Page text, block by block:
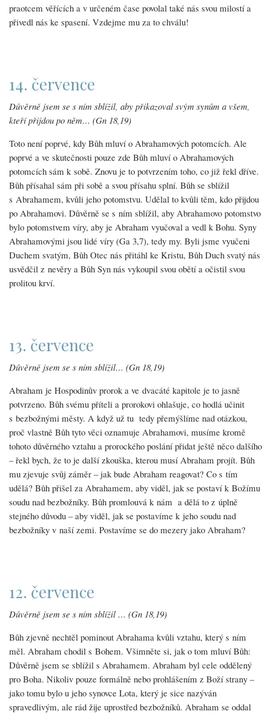
praotcem věřících a v určeném čase povolal také nás svou milostí a
přivedl nás ke spasení. Vzdejme mu za to chválu!
14. července
Důvěrně jsem se s ním sblížil, aby přikazoval svým synům a všem,
kteří přijdou po něm… (Gn 18,19)
Toto není poprvé, kdy Bůh mluví o Abrahamových potomcích. Ale
poprvé a ve skutečnosti pouze zde Bůh mluví o Abrahamových
potomcích sám k sobě. Znovu je to potvrzením toho, co již řekl dříve.
Bůh přísahal sám při sobě a svou přísahu splní. Bůh se sblížil
s Abrahamem, kvůli jeho potomstvu. Udělal to kvůli těm, kdo přijdou
po Abrahamovi. Důvěrně se s ním sblížil, aby Abrahamovo potomstvo
bylo potomstvem víry, aby je Abraham vyučoval a vedl k Bohu. Syny
Abrahamovými jsou lidé víry (Ga 3,7), tedy my. Byli jsme vyučeni
Duchem svatým, Bůh Otec nás přitáhl ke Kristu, Bůh Duch svatý nás
usvědčil z nevěry a Bůh Syn nás vykoupil svou obětí a očistil svou
prolitou krví.
13. července
Důvěrně jsem se s ním sblížil… (Gn 18,19)
Abraham je Hospodinův prorok a ve dvacáté kapitole je to jasně
potvrzeno. Bůh svému příteli a prorokovi ohlašuje, co hodlá učinit
s bezbožnými městy. A když už tu tedy přemýšlíme nad otázkou,
proč vlastně Bůh tyto věci oznamuje Abrahamovi, musíme kromě
tohoto důvěrného vztahu a prorockého poslání přidat ještě něco dalšího
– řekl bych, že to je další zkouška, kterou musí Abraham projít. Bůh
mu zjevuje svůj záměr – jak bude Abraham reagovat? Co s tím
udělá? Bůh přišel za Abrahamem, aby viděl, jak se postaví k Božímu
soudu nad bezbožníky. Bůh promlouvá k nám a dělá to z úplně
stejného důvodu – aby viděl, jak se postavíme k jeho soudu nad
bezbožníky v naší zemi. Postavíme se do mezery jako Abraham?
12. července
Důvěrně jsem se s ním sblížil … (Gn 18,19)
Bůh zjevně nechtěl pominout Abrahama kvůli vztahu, který s ním
měl. Abraham chodil s Bohem. Všimněte si, jak o tom mluví Bůh:
Důvěrně jsem se sblížil s Abrahamem. Abraham byl cele oddělený
pro Boha. Nikoliv pouze formálně nebo prohlášením z Boží strany –
jako tomu bylo u jeho synovce Lota, který je sice nazýván
spravedlivým, ale rád žije uprostřed bezbožníků. Abraham se oddal